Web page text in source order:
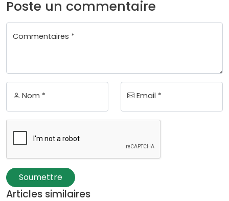
Poste un commentaire
Commentaires *
Nom * Email *
Soumettre
Articles similaires